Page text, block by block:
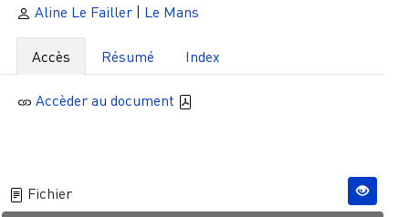
Aline Le Failler| Le Mans
Accès Résumé Index
Accèder au document
Fichier